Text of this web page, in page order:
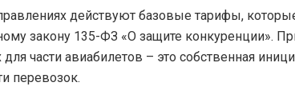
действуют базовые тарифы,
закону 135-ФЗ «О защите конкуренции».
части авиабилетов – это собственная
перевозок.